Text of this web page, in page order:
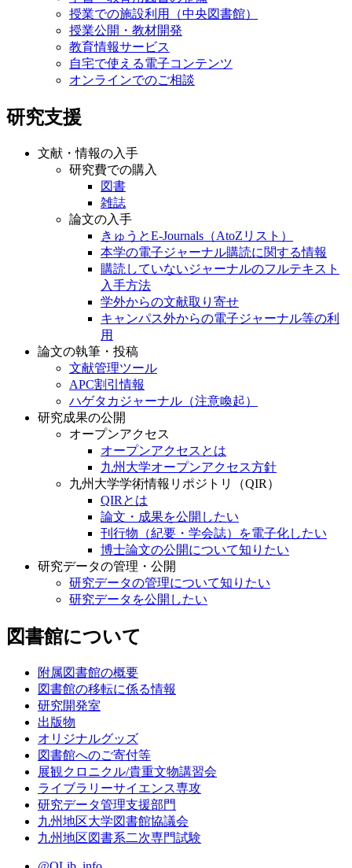
授業での施設利用（中央図書館）
授業公開・教材開発
教育情報サービス
自宅で使える電子コンテンツ
オンラインでのご相談
研究支援
文献・情報の入手
研究費での購入
図書
雑誌
論文の入手
きゅうとE-Journals（AtoZリスト）
本学の電子ジャーナル購読に関する情報
購読していないジャーナルのフルテキスト
入手方法
学外からの文献取り寄せ
キャンパス外からの電子ジャーナル等の利
用
論文の執筆・投稿
文献管理ツール
APC割引情報
ハゲタカジャーナル（注意喚起）
研究成果の公開
オープンアクセス
オープンアクセスとは
九州大学オープンアクセス方針
九州大学学術情報リポジトリ（QIR）
QIRとは
論文・成果を公開したい
刊行物（紀要・学会誌）を電子化したい
博士論文の公開について知りたい
研究データの管理・公開
研究データの管理について知りたい
研究データを公開したい
図書館について
附属図書館の概要
図書館の移転に係る情報
研究開発室
出版物
オリジナルグッズ
図書館へのご寄付等
展観クロニクル/貴重文物講習会
ライブラリーサイエンス専攻
研究データ管理支援部門
九州地区大学図書館協議会
九州地区図書系二次専門試験